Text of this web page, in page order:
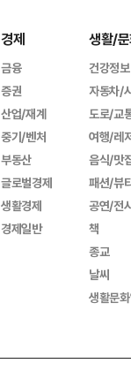
경제
금융
증권
산업/재계
중기/벤처
부동산
글로벌경제
생활경제
경제일반
생활/
건강정보
자동차/
도로/교
여행/레
음식/맛
패션/뷰
공연/전
책
종교
날씨
생활문